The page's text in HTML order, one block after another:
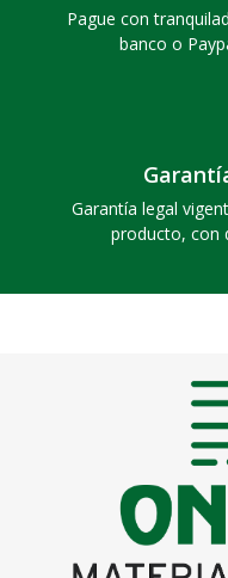
Pague con
banco o
Garantía legal
producto, con